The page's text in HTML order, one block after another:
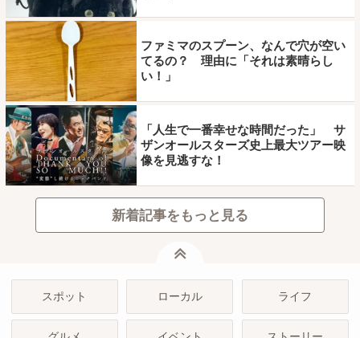
ファミマのスプーン、なんで穴が空い
てるの？ 理由に「それは素晴らし
い！」
「人生で一番幸せな時間だった」 サ
ザンオールスターズ史上最大ツアー映
像を見逃すな！
新着記事をもっと見る
スポット ローカル ライフ